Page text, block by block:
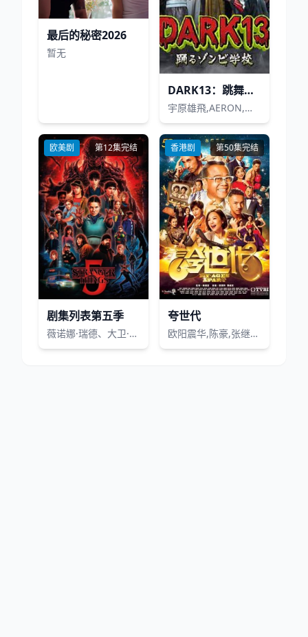
最后的秘密2026
暂无
DARK13：跳舞的僵尸学校
宇原雄飛,AERON,石川晃多,田中彰,桑原巧光,HINATA,古嶋滝,NOSUKE,SHIGETORA,AOI,前田拳太郎,八木将康,寺辻健一郎
欧美剧 第12集完结
剧集列表第五季
薇诺娜·瑞德、大卫·哈伯、芬恩·伍法德、米莉·博比·布朗、伽塔·马塔拉佐、迦勒·麦罗林、诺亚·施纳普、萨迪·辛克、娜塔莉亚·戴尔、查理·希顿、乔·奇瑞、戴克·蒙哥马利、玛雅·霍克、艾米贝丝·迈克纳蒂、普莉亚·弗格森、布瑞特·吉尔曼和卡拉·布欧诺等原班人马回归。
香港剧 第50集完结
夸世代
欧阳震华,陈豪,张继聪,田蕊妮,李佳芯,邵美琪,许绍雄,关礼杰,森美,江美仪,龚嘉欣,姜大卫,吴业坤,陈嘉宝,麦明诗,胡鸿钧,江嘉敏,谢芷伦,林映辉